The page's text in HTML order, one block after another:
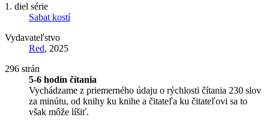
1. diel série
Sabat kostí
Vydavateľstvo
Red, 2025
296 strán
5-6 hodín čítania
Vychádzame z priemerného údaju o rýchlosti čítania 230 slov
za minútu, od knihy ku knihe a čitateľa ku čitateľovi sa to
však môže líšiť.